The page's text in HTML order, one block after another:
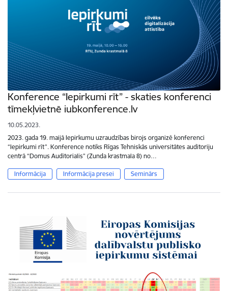
Konference “Iepirkumi rīt” - skaties konferenci
tīmekļvietnē iubkonference.lv
10.05.2023.
2023. gada 19. maijā Iepirkumu uzraudzības birojs organizē konferenci
“Iepirkumi rīt”. Konference notiks Rīgas Tehniskās universitātes auditoriju
centrā “Domus Auditorialis” (Zunda krastmala 8) no…
Informācija Informācija presei Seminārs